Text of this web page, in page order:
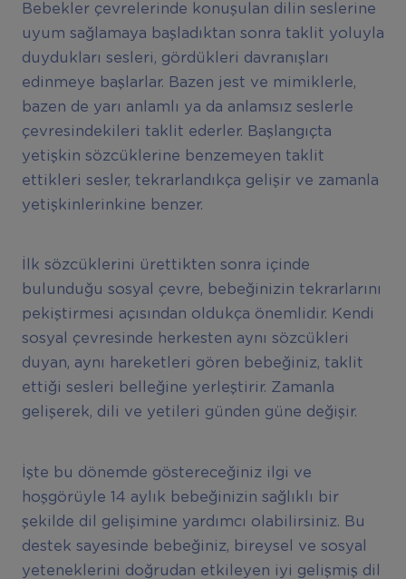
Bebekler çevrelerinde konuşulan dilin seslerine
uyum sağlamaya başladıktan sonra taklit yoluyla
duydukları sesleri, gördükleri davranışları
edinmeye başlarlar. Bazen jest ve mimiklerle,
bazen de yarı anlamlı ya da anlamsız seslerle
çevresindekileri taklit ederler. Başlangıçta
yetişkin sözcüklerine benzemeyen taklit
ettikleri sesler, tekrarlandıkça gelişir ve zamanla
yetişkinlerinkine benzer.
İlk sözcüklerini ürettikten sonra içinde
bulunduğu sosyal çevre, bebeğinizin tekrarlarını
pekiştirmesi açısından oldukça önemlidir. Kendi
sosyal çevresinde herkesten aynı sözcükleri
duyan, aynı hareketleri gören bebeğiniz, taklit
ettiği sesleri belleğine yerleştirir. Zamanla
gelişerek, dili ve yetileri günden güne değişir.
İşte bu dönemde göstereceğiniz ilgi ve
hoşgörüyle 14 aylık bebeğinizin sağlıklı bir
şekilde dil gelişimine yardımcı olabilirsiniz. Bu
destek sayesinde bebeğiniz, bireysel ve sosyal
yeteneklerini doğrudan etkileyen iyi gelişmiş dil